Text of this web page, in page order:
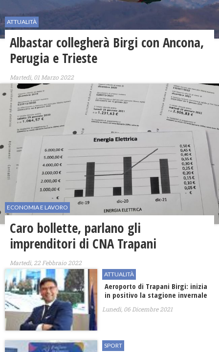
ATTUALITÀ
Albastar collegherà Birgi con Ancona,
Perugia e Trieste
Martedì, 01 Marzo 2022
ECONOMIA E LAVORO
Caro bollette, parlano gli
imprenditori di CNA Trapani
Martedì, 22 Febbraio 2022
ATTUALITÀ
Aeroporto di Trapani Birgi: inizia
in positivo la stagione invernale
Lunedì, 06 Dicembre 2021
SPORT